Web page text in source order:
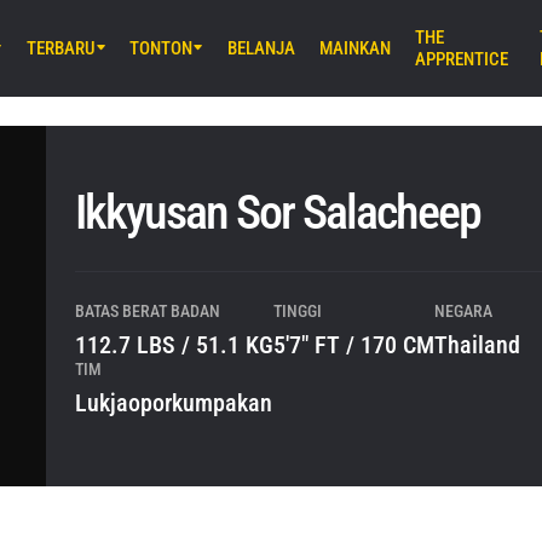
Arena Ota, Tokyo
Fights 166 & The Inner Circle
TERBARU TONTON BELANJA MAINKAN
THE
APPRENTICE
Ikkyusan Sor Salacheep
BATAS BERAT BADAN
112.7 LBS / 51.1 KG
TINGGI
5'7" FT / 170 CM
NEGARA
Thailand
TIM
Lukjaoporkumpakan